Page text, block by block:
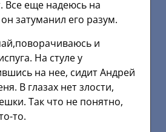
Все еще надеюсь на
затуманил его разум.
и
На стуле у
на нее, сидит Андрей
В глазах нет злости,
Так что не понятно,
то.